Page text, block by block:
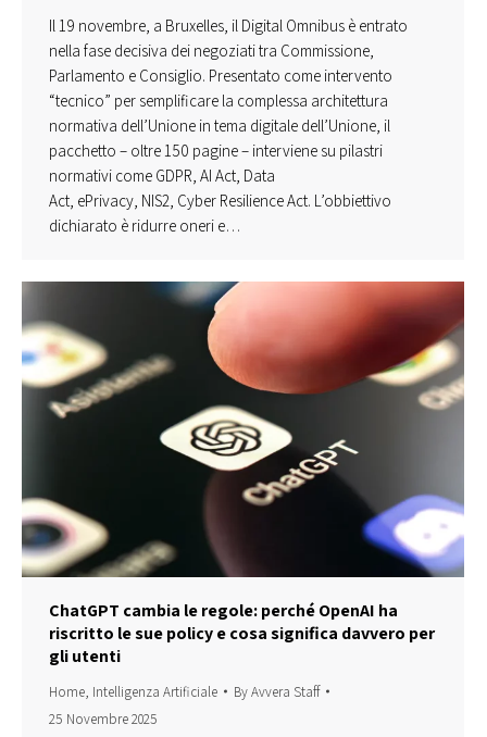
Il 19 novembre, a Bruxelles, il Digital Omnibus è entrato
nella fase decisiva dei negoziati tra Commissione,
Parlamento e Consiglio. Presentato come intervento
“tecnico” per semplificare la complessa architettura
normativa dell’Unione in tema digitale dell’Unione, il
pacchetto – oltre 150 pagine – interviene su pilastri
normativi come GDPR, AI Act, Data
Act, ePrivacy, NIS2, Cyber Resilience Act. L’obbiettivo
dichiarato è ridurre oneri e…
ChatGPT cambia le regole: perché OpenAI ha
riscritto le sue policy e cosa significa davvero per
gli utenti
Home, Intelligenza Artificiale ByAvvera Staff
25 Novembre 2025